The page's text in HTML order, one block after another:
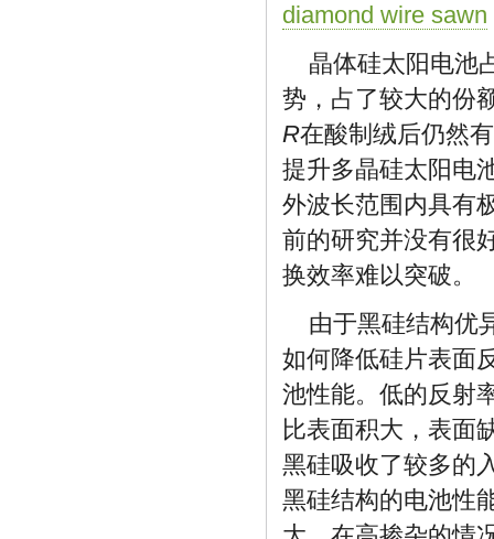
diamond wire sawn
晶体硅太阳电池
势，占了较大的份
R在酸制绒后仍然
提升多晶硅太阳电
外波长范围内具有
前的研究并没有很
换效率难以突破。
由于黑硅结构优
如何降低硅片表面
池性能。低的反射
比表面积大，表面
黑硅吸收了较多的
黑硅结构的电池性